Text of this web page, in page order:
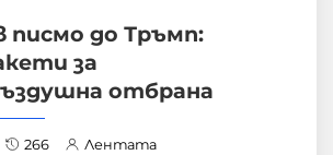
писмо до Тръмп:
за
отбрана
266 Лентата